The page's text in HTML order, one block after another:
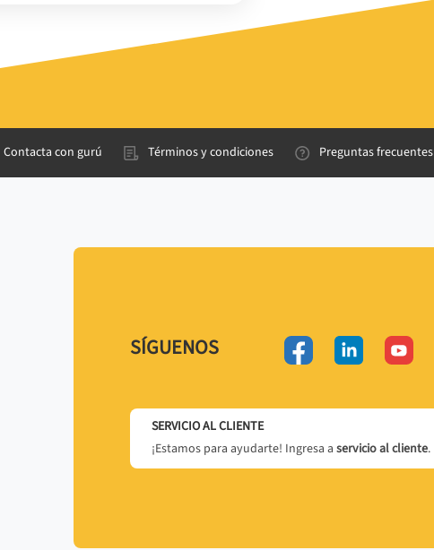
Contacta con gurú Términos y condiciones Preguntas frecuentes
SÍGUENOS
SERVICIO AL CLIENTE
¡Estamos para ayudarte! Ingresa a servicio al cliente.